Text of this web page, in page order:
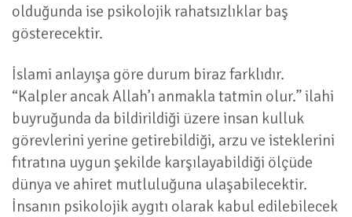
olduğunda ise psikolojik rahatsızlıklar baş
gösterecektir.
İslami anlayışa göre durum biraz farklıdır.
“Kalpler ancak Allah’ı anmakla tatmin olur.” ilahi
buyruğunda da bildirildiği üzere insan kulluk
görevlerini yerine getirebildiği, arzu ve isteklerini
fıtratına uygun şekilde karşılayabildiği ölçüde
dünya ve ahiret mutluluğuna ulaşabilecektir.
İnsanın psikolojik aygıtı olarak kabul edilebilecek